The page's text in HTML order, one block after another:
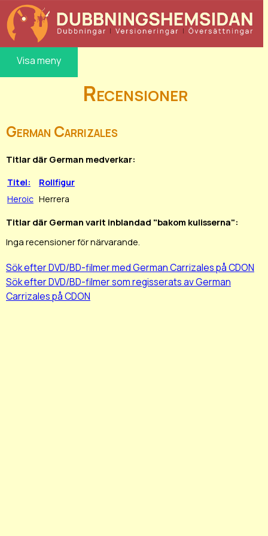
Visa meny
Recensioner
German Carrizales
Titlar där German medverkar:
Titel:
Rollfigur
Heroic Herrera
Titlar där German varit inblandad "bakom kulisserna":
Inga recensioner för närvarande.
Sök efter DVD/BD-filmer med German Carrizales på CDON
Sök efter DVD/BD-filmer som regisserats av German
Carrizales på CDON